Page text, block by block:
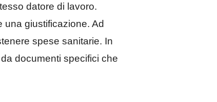
datore di lavoro.
una giustificazione. Ad
spese sanitarie. In
documenti specifici che